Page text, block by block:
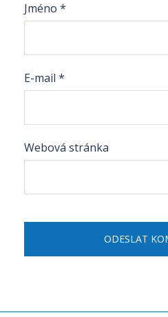
Jméno *
E-mail *
Webová stránka